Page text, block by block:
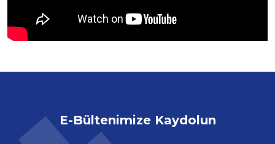
E-Bültenimize Kaydolun